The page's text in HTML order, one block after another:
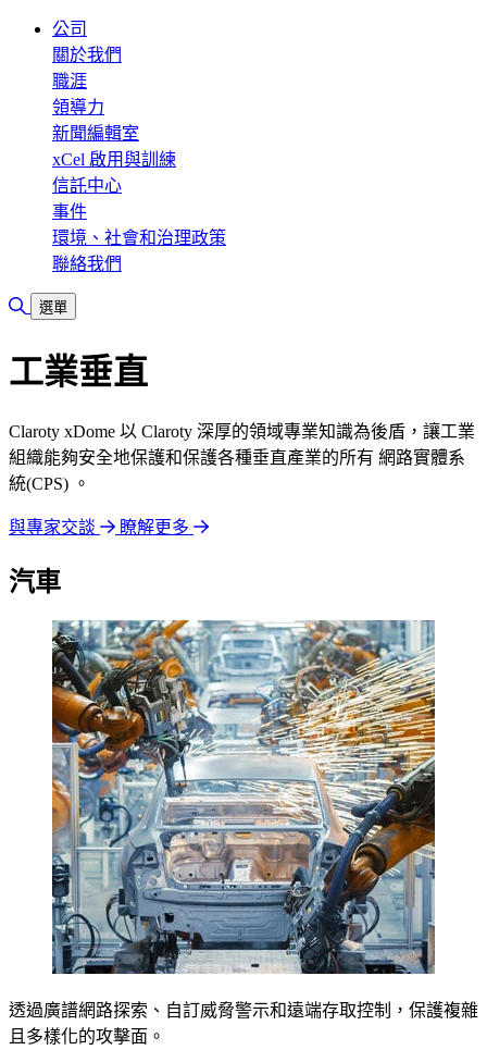
公司
關於我們
職涯
領導力
新聞編輯室
xCel 啟用與訓練
信託中心
事件
環境、社會和治理政策
聯絡我們
切換搜尋
選單
工業垂直
Claroty xDome 以 Claroty 深厚的領域專業知識為後盾，讓工業
組織能夠安全地保護和保護各種垂直產業的所有 網路實體系
統(CPS) 。
與專家交談 瞭解更多
汽車
透過廣譜網路探索、自訂威脅警示和遠端存取控制，保護複雜
且多樣化的攻擊面。